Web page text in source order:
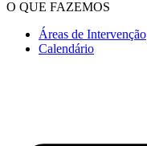
O QUE FAZEMOS
Áreas de Intervenção
Calendário